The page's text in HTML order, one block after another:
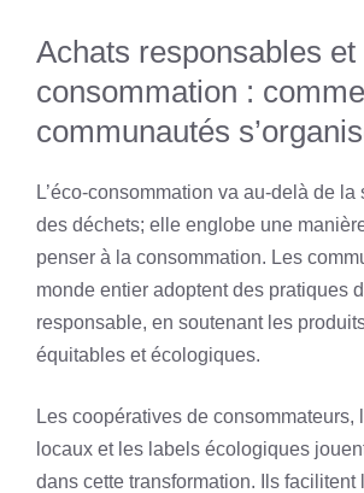
Achats responsables et
consommation :
communautés
L’éco-consommation va au-delà de
des déchets; elle englobe une
penser à la consommation. Les
monde entier adoptent des pratiques
responsable, en soutenant les
équitables et écologiques.
Les coopératives de consommateurs,
locaux et les labels écologiques
dans cette transformation. Ils facilitent